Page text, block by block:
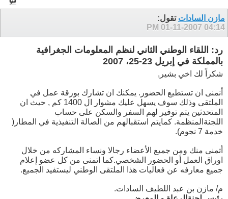
مازن السادات تقول:
01-11-2007 04:14 PM
رد: اللقاء الوطني الثاني لنظم المعلومات الجغرافية
بالمملكة في إبريل 23-25، 2007
شكراً لك اخي بشير,
أنمنى ان تستطيع الحضور. يمكنك ان تشارك بورقة عمل في
الملتقى وذلك سوف يسهل عليك مشوار ال 1400 كم , حيث ان
المتحدثين يتم توفير لهم السفر والسكن على حساب
اللجنةالمنظمة. كمايتم استقبالهم من الصالة التنفيذية في المطار(
خدمة 7 نجوم).
أتمنى منك ومن جميع الأعضاء رجالا ونساء المشاركه من خلال
اوراق العمل أو الحضور الشخصي.كما اتمنى من كل عضو إعلام
جميع معارفه عن فعاليات هذا الملتقى الوطني ليستفيد الجميع.
م/ مازن بن عبد اللطيف السادات.